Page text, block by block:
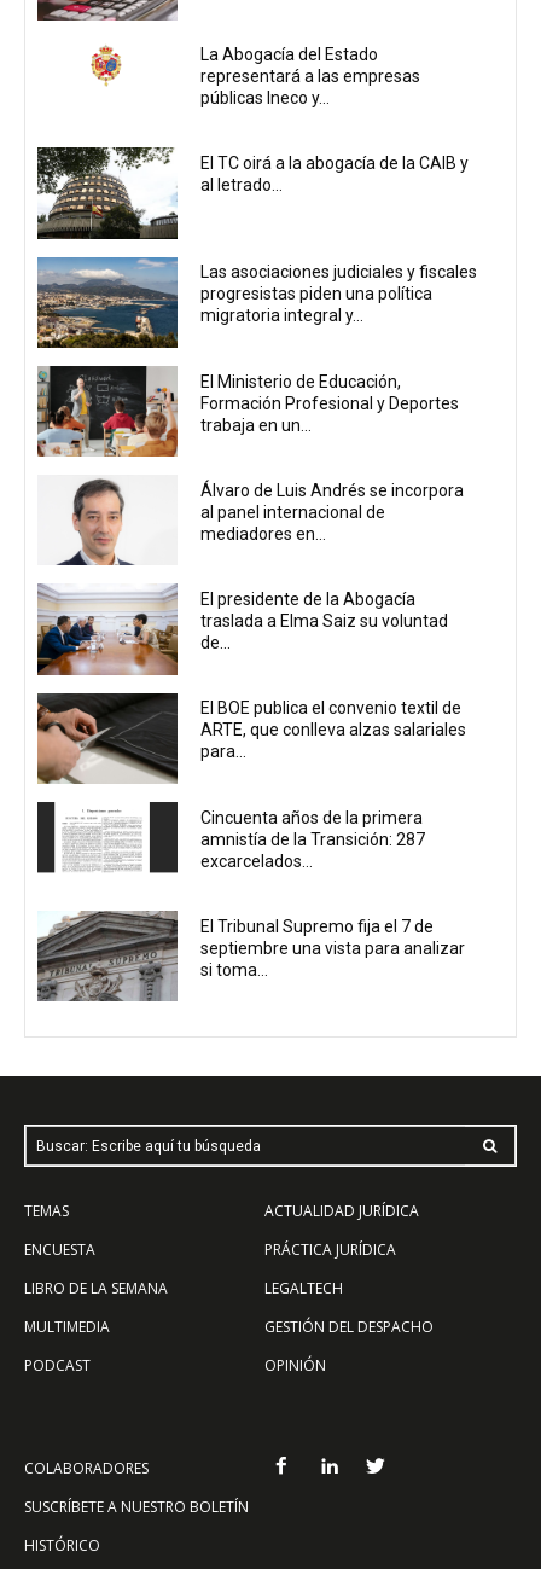
La Abogacía del Estado
representará a las empresas
públicas Ineco y...
El TC oirá a la abogacía de la CAIB y
al letrado...
Las asociaciones judiciales y fiscales
progresistas piden una política
migratoria integral y...
El Ministerio de Educación,
Formación Profesional y Deportes
trabaja en un...
Álvaro de Luis Andrés se incorpora
al panel internacional de
mediadores en...
El presidente de la Abogacía
traslada a Elma Saiz su voluntad
de...
El BOE publica el convenio textil de
ARTE, que conlleva alzas salariales
para...
Cincuenta años de la primera
amnistía de la Transición: 287
excarcelados...
El Tribunal Supremo fija el 7 de
septiembre una vista para analizar
si toma...
Buscar: Escribe aquí tu búsqueda
TEMAS
ENCUESTA
LIBRO DE LA SEMANA
MULTIMEDIA
PODCAST
ACTUALIDAD JURÍDICA
PRÁCTICA JURÍDICA
LEGALTECH
GESTIÓN DEL DESPACHO
OPINIÓN
COLABORADORES
SUSCRÍBETE A NUESTRO BOLETÍN
HISTÓRICO